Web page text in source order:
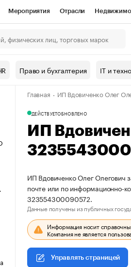
Мероприятия Отрасли
Спецпроекты Проверка
Рынок наличной валюты
Право и бухгалтерия IT и
Главная ИП Вдовиченко Олег
ДЕЙСТВУЕТОБНОВЛЕНО
ИП
ИП Вдовиченко Олег Олегович
почте или по информационно-
323554300090572.
Данные получены из публичных
Информация носит
Компания не является
Управлять страницей